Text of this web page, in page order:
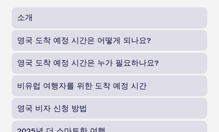
소개
영국 도착 예정 시간은 어떻게 되나요?
영국 도착 예정 시간은 누가 필요하나요?
비유럽 여행자를 위한 도착 예정 시간
영국 비자 신청 방법